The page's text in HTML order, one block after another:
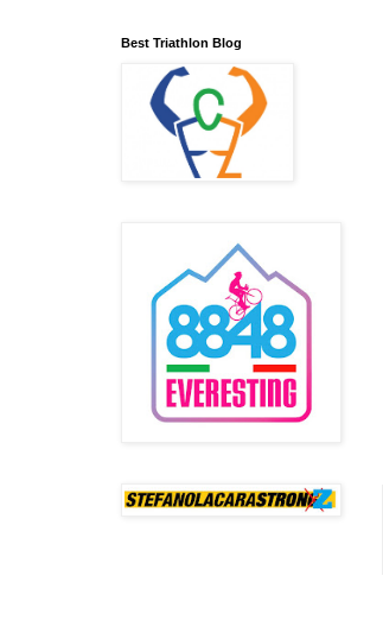
Best Triathlon Blog